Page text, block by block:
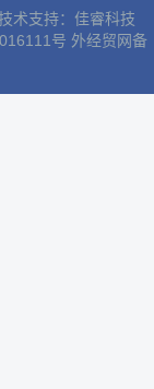
术支持： 佳睿科技
号 外经贸网备